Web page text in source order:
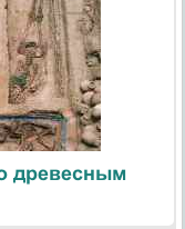
древесным